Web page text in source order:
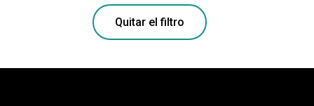
Quitar el filtro